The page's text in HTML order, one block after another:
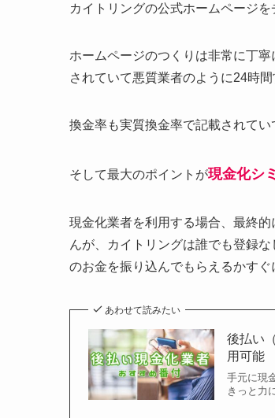
カイトリングの公式ホームページ
ホームページのつくりは非常に丁
されていて悪質業者のように24時
換金率も実質換金率で記載されてい
そして最大のポイントが現金化シ
現金化業者を利用する場合、最終
んが、カイトリングは誰でも登録
のお金を振り込んでもらえるかすぐ
あわせて読みたい
後払い
用可能
手元に現
きっと力